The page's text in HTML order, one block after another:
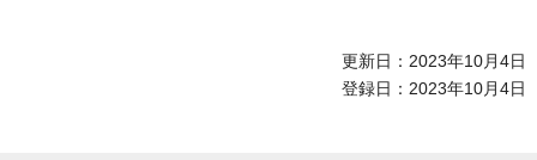
更新日：2023年10月4日
登録日：2023年10月4日